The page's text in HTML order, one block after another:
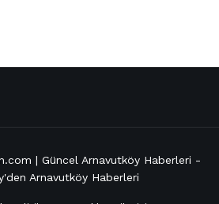
| Güncel Arnavutköy Haberleri -
Arnavutköy Haberleri